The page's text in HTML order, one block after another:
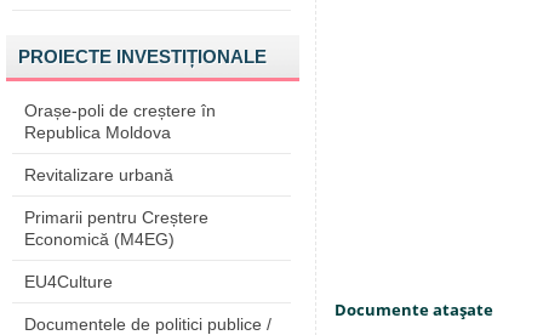
PROIECTE INVESTIȚIONALE
Orașe-poli de creștere în
Republica Moldova
Revitalizare urbană
Primarii pentru Creștere
Economică (M4EG)
EU4Culture
Documentele de politici publice /
Documente ataşate